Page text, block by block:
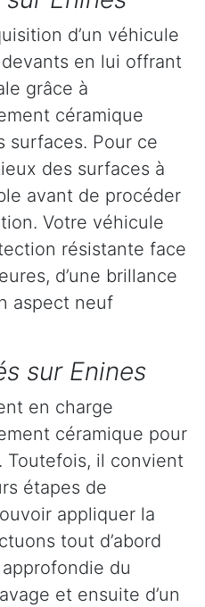
d’un véhicule
en lui offrant
grâce à
céramique
surfaces. Pour ce
des surfaces à
avant de procéder
Votre véhicule
résistante face
d’une brillance
aspect neuf
sur Enines
en charge
céramique pour
Toutefois, il convient
étapes de
appliquer la
tout d’abord
du
et ensuite d’un